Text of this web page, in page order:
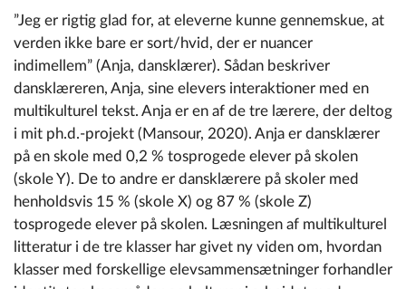
”Jeg er rigtig glad for, at eleverne kunne gennemskue, at
verden ikke bare er sort/hvid, der er nuancer
indimellem” (Anja, dansklærer). Sådan beskriver
dansklæreren, Anja, sine elevers interaktioner med en
multikulturel tekst. Anja er en af de tre lærere, der deltog
i mit ph.d.-projekt (Mansour, 2020). Anja er dansklærer
på en skole med 0,2 % tosprogede elever på skolen
(skole Y). De to andre er dansklærere på skoler med
henholdsvis 15 % (skole X) og 87 % (skole Z)
tosprogede elever på skolen. Læsningen af multikulturel
litteratur i de tre klasser har givet ny viden om, hvordan
klasser med forskellige elevsammensætninger forhandler